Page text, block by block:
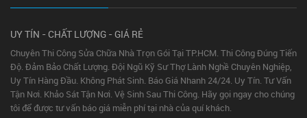
UY TÍN - CHẤT LƯỢNG - GIÁ RẺ
Chuyên Thi Công Sửa Chữa Nhà Trọn Gói Tại TP.HCM. Thi Công Đúng Tiến
Độ. Đảm Bảo Chất Lượng. Đội Ngũ Kỹ Sư Thợ Lành Nghề Chuyên Nghiệp,
Uy Tín Hàng Đầu. Không Phát Sinh. Báo Giá Nhanh 24/24. Uy Tín. Tư Vấn
Tận Nơi. Khảo Sát Tận Nơi. Vệ Sinh Sau Thi Công. Hãy gọi ngay cho chúng
tôi để được tư vấn báo giá miễn phí tại nhà của quí khách.